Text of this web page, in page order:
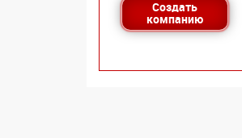
Создать
компанию